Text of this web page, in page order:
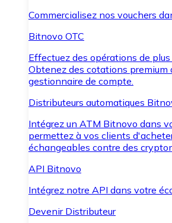
Commercialisez nos vouchers
Bitnovo OTC
Effectuez des opérations de
Obtenez des cotations premium
gestionnaire de compte.
Distributeurs automatiques
Intégrez un ATM Bitnovo dans
permettez à vos clients
échangeables contre des
API Bitnovo
Intégrez notre API dans votre
Devenir Distributeur